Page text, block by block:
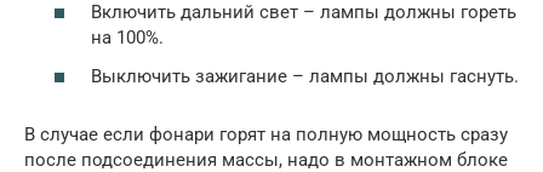
Включить дальний свет – лампы должны гореть
на 100%.
Выключить зажигание – лампы должны гаснуть.
В случае если фонари горят на полную мощность сразу
после подсоединения массы, надо в монтажном блоке